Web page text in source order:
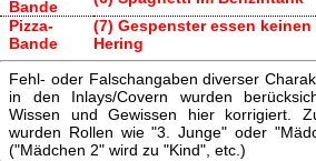
Bande
Pizza-
Bande
(7) Gespenster essen keinen
Hering
Fehl- oder Falschangaben diverser
in den Inlays/Covern wurden
Wissen und Gewissen hier korrigiert.
wurden Rollen wie "3. Junge" oder
("Mädchen 2" wird zu "Kind", etc.)